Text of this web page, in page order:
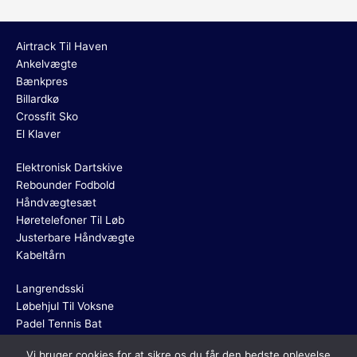
Airtrack Til Haven
Ankelvægte
Bænkpres
Billardkø
Crossfit Sko
El Klaver
Elektronisk Dartskive
Rebounder Fodbold
Håndvægtesæt
Høretelefoner Til Løb
Justerbare Håndvægte
Kabeltårn
Langrendsski
Løbehjul Til Voksne
Padel Tennis Bat